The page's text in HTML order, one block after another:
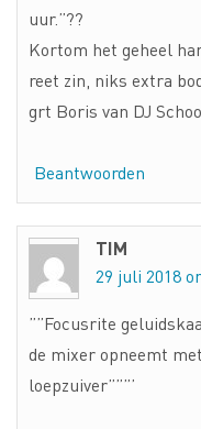
uur.”??
Kortom het geheel
reet zin, niks extra
grt Boris van DJ
Beantwoorden
TIM
29 juli 2018
””Focusrite
de mixer opneemt
loepzuiver”””’